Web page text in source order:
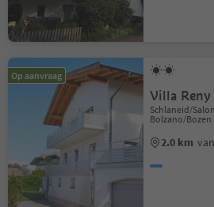
Op aanvraag
Villa Reny
Schlaneid/
Bolzano/
2.0 km